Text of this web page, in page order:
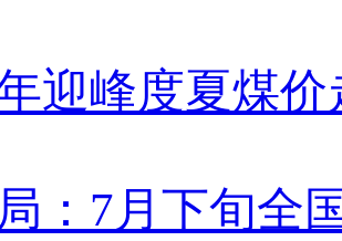
迎峰度夏煤价
：7月下旬全